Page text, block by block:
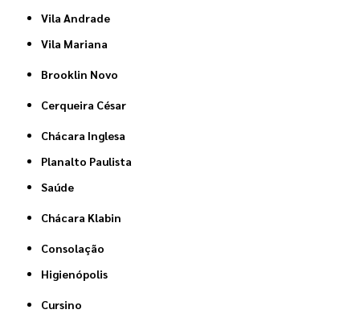
Vila Andrade
Vila Mariana
Brooklin Novo
Cerqueira César
Chácara Inglesa
Planalto Paulista
Saúde
Chácara Klabin
Consolação
Higienópolis
Cursino